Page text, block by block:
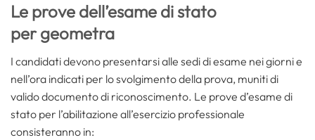
Le prove dell’esame di stato
per geometra
I candidati devono presentarsi alle sedi di esame nei giorni e
nell’ora indicati per lo svolgimento della prova, muniti di
valido documento di riconoscimento. Le prove d’esame di
stato per l’abilitazione all’esercizio professionale
consisteranno in: